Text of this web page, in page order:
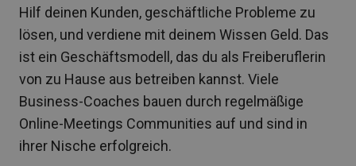
Hilf deinen Kunden, geschäftliche Probleme zu
lösen, und verdiene mit deinem Wissen Geld. Das
ist ein Geschäftsmodell, das du als Freiberuflerin
von zu Hause aus betreiben kannst. Viele
Business-Coaches bauen durch regelmäßige
Online-Meetings Communities auf und sind in
ihrer Nische erfolgreich.